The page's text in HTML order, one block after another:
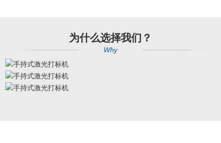
为什么选择我们？
Why